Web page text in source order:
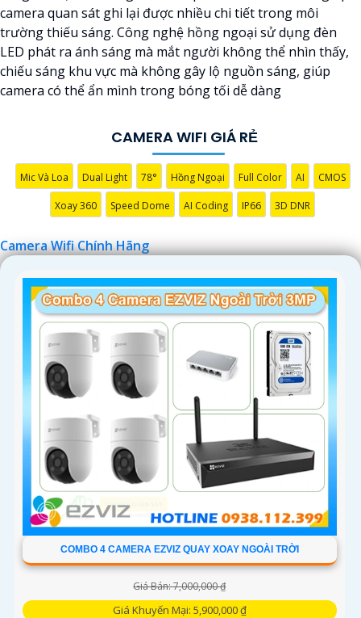
có cảnh báo chuyển động, cảnh báo âm thanh để bạn có
thể biết khi có sự kiện đột ngột xảy ra.
🦉5: **Hệ thống lưu trữ**: Camera cần hỗ trợ lưu trữ video
đám mây hoặc trên thẻ nhớ để bạn có thể xem lại khi cần.
6:**Chọn giải pháp phù hợp với gia đình và ngôi nhà của
đặt để chọn giải pháp phù hợp.
Nếu bạn cần thêm thông tin hoặc tư vấn cụ thể hơn, bạn có
thể cho biết thêm chi tiết để Từng công trình có thể giúp
đỡ bạn tốt hơn.
camera quan sát ghi lại được nhiều chi tiết trong môi
trường thiếu sáng. Công nghệ hồng ngoại sử dụng đèn
LED phát ra ánh sáng mà mắt người không thể nhìn thấy,
chiếu sáng khu vực mà không gây lộ nguồn sáng, giúp
camera có thể ẩn mình trong bóng tối dễ dàng
CAMERA WIFI GIÁ RẺ
Mic Và Loa Dual Light 78° Hồng Ngoại Full Color AI CMOS
Xoay 360 Speed Dome AI Coding IP66 3D DNR
Camera Wifi Chính Hãng
COMBO 4 CAMERA EZVIZ QUAY XOAY NGOÀI TRỜI
Giá Bán: 7,000,000 ₫
Giá Khuyến Mại: 5,900,000 ₫